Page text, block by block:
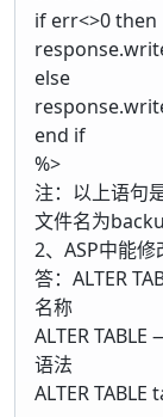
if err<>0 then
else
end if
%>
注：以上语句
文件名为
2、ASP中能修
答：ALTER
名称
ALTER
语法
ALTER TABLE